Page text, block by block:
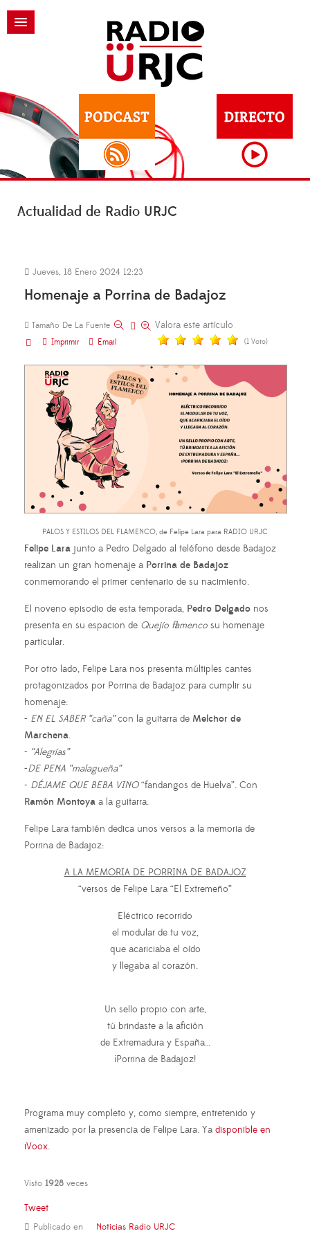
Actualidad de Radio URJC
Jueves, 18 Enero 2024 12:23
Homenaje a Porrina de Badajoz
Tamaño De La Fuente
Imprimir
Email
Valora este artículo
(1 Voto)
PALOS Y ESTILOS DEL FLAMENCO, de Felipe Lara para RADIO URJC
Felipe Lara junto a Pedro Delgado al teléfono desde Badajoz
realizan un gran homenaje a Porrina de Badajoz
conmemorando el primer centenario de su nacimiento.
El noveno episodio de esta temporada, Pedro Delgado nos
presenta en su espacion de Quejío flamenco su homenaje
particular.
Por otro lado, Felipe Lara nos presenta múltiples cantes
protagonizados por Porrina de Badajoz para cumplir su
homenaje:
- EN EL SABER “caña”con la guitarra de Melchor de
Marchena.
- “Alegrías”
-DE PENA “malagueña”
- DÉJAME QUE BEBA VINO“fandangos de Huelva”. Con
Ramón Montoya a la guitarra.
Felipe Lara también dedica unos versos a la memoria de
Porrina de Badajoz:
A LA MEMORIA DE PORRINA DE BADAJOZ
“versos de Felipe Lara “El Extremeño”
Eléctrico recorrido
el modular de tu voz,
que acariciaba el oído
y llegaba al corazón.
Un sello propio con arte,
tú brindaste a la afición
de Extremadura y España…
¡Porrina de Badajoz!
Programa muy completo y, como siempre, entretenido y
amenizado por la presencia de Felipe Lara. Ya disponible en
iVoox.
Visto 1928 veces
Tweet
Publicado en Noticias Radio URJC